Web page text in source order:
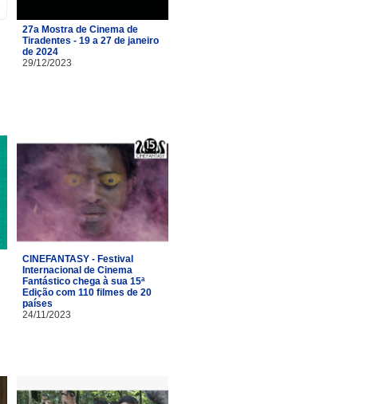
27a Mostra de Cinema de
Tiradentes - 19 a 27 de janeiro
de 2024
29/12/2023
CINEFANTASY - Festival
Internacional de Cinema
Fantástico chega à sua 15ª
Edição com 110 filmes de 20
países
24/11/2023